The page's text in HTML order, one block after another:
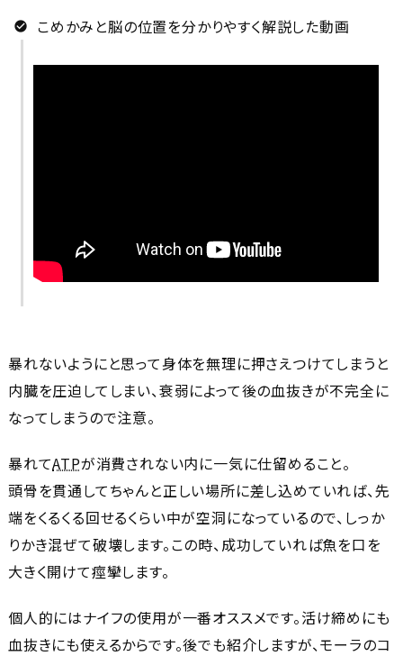
こめかみと脳の位置を分かりやすく解説した動画
暴れないようにと思って身体を無理に押さえつけてしまうと
内臓を圧迫してしまい、衰弱によって後の血抜きが不完全に
なってしまうので注意。
暴れてATPが消費されない内に一気に仕留めること。
頭骨を貫通してちゃんと正しい場所に差し込めていれば、先
端をくるくる回せるくらい中が空洞になっているので、しっか
りかき混ぜて破壊します。この時、成功していれば魚を口を
大きく開けて痙攣します。
個人的にはナイフの使用が一番オススメです。活け締めにも
血抜きにも使えるからです。後でも紹介しますが、モーラのコ